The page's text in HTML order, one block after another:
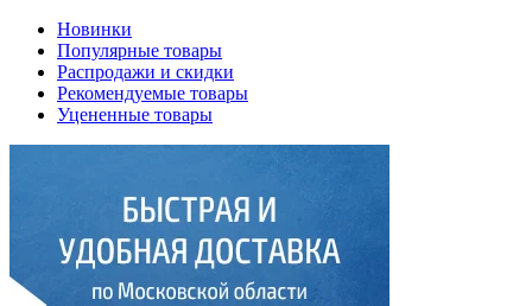
Новинки
Популярные товары
Распродажи и скидки
Рекомендуемые товары
Уцененные товары